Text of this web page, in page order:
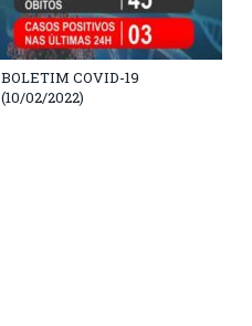
BOLETIM COVID-19
(10/02/2022)